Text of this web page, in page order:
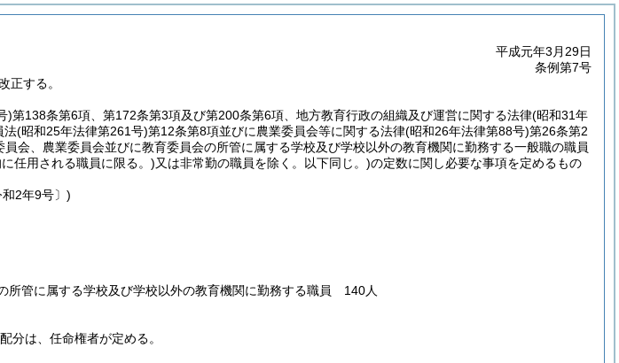
平成元年3月29日
条例第7号
正する。
)第138条第6項、第172条第3項及び第200条第6項、地方教育行政の組織及び運営に関する法律(昭和31年
法(昭和25年法律第261号)第12条第8項並びに農業委員会等に関する法律(昭和26年法律第88号)第26条第2
会、農業委員会並びに教育委員会の所管に属する学校及び学校以外の教育機関に勤務する一般職の職員
任用される職員に限る。)又は非常勤の職員を除く。以下同じ。)の定数に関し必要な事項を定めるもの
2年9号〕)
所管に属する学校及び学校以外の教育機関に勤務する職員 140人
分は、任命権者が定める。